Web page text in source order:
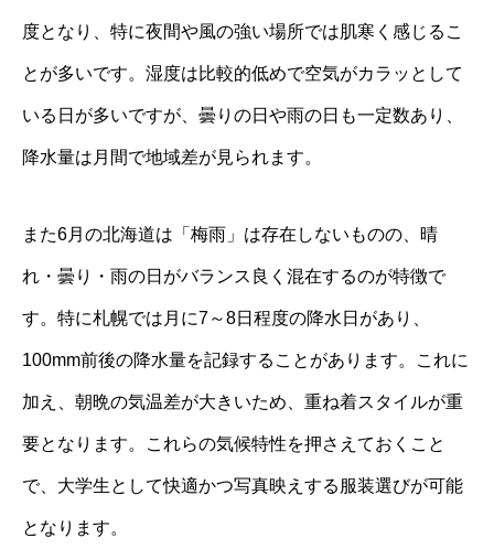
度となり、特に夜間や風の強い場所では肌寒く感じるこ
とが多いです。湿度は比較的低めで空気がカラッとして
いる日が多いですが、曇りの日や雨の日も一定数あり、
降水量は月間で地域差が見られます。
また6月の北海道は「梅雨」は存在しないものの、晴
れ・曇り・雨の日がバランス良く混在するのが特徴で
す。特に札幌では月に7～8日程度の降水日があり、
100mm前後の降水量を記録することがあります。これに
加え、朝晩の気温差が大きいため、重ね着スタイルが重
要となります。これらの気候特性を押さえておくこと
で、大学生として快適かつ写真映えする服装選びが可能
となります。